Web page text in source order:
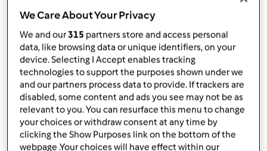
Bimby ® TM 21
published: 04-12-2002
modificata: 30-01-2018
Aggiungi alle mie raccolte
condividi la ricetta
Crea variante
We Care About Your Privacy
We and our315 partners store and access personal
data, like browsing data or unique identifiers, on your
device. Selecting I Accept enables tracking
technologies to support the purposes shown under we
and our partners process data to provide. If trackers are
disabled, some content and ads you see may not be as
relevant to you. You can resurface this menu to change
your choices or withdraw consent at any time by
clicking the Show Purposes link on the bottom of the
webpage .Your choices will have effect within our